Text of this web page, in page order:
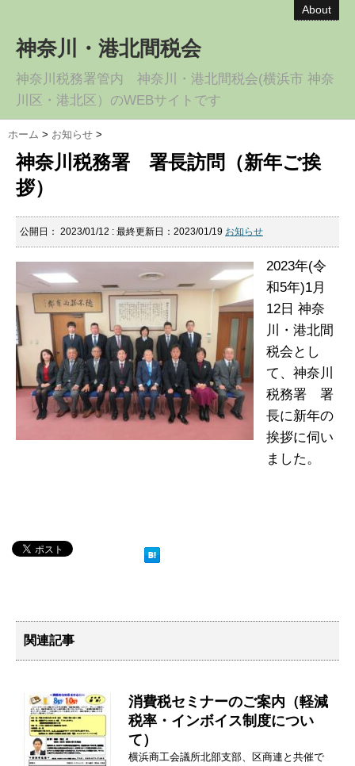
About
神奈川・港北間税会
神奈川税務署管内 神奈川・港北間税会(横浜市 神奈
川区・港北区）のWEBサイトです
ホーム > お知らせ >
神奈川税務署 署長訪問（新年ご挨
拶）
公開日： 2023/01/12 : 最終更新日：2023/01/19 お知らせ
2023年(令
和5年)1月
12日 神奈
川・港北間
税会とし
て、神奈川
税務署 署
長に新年の
挨拶に伺い
ました。
関連記事
消費税セミナーのご案内（軽減
税率・インボイス制度につい
て）
横浜商工会議所北部支部、区商連と共催で